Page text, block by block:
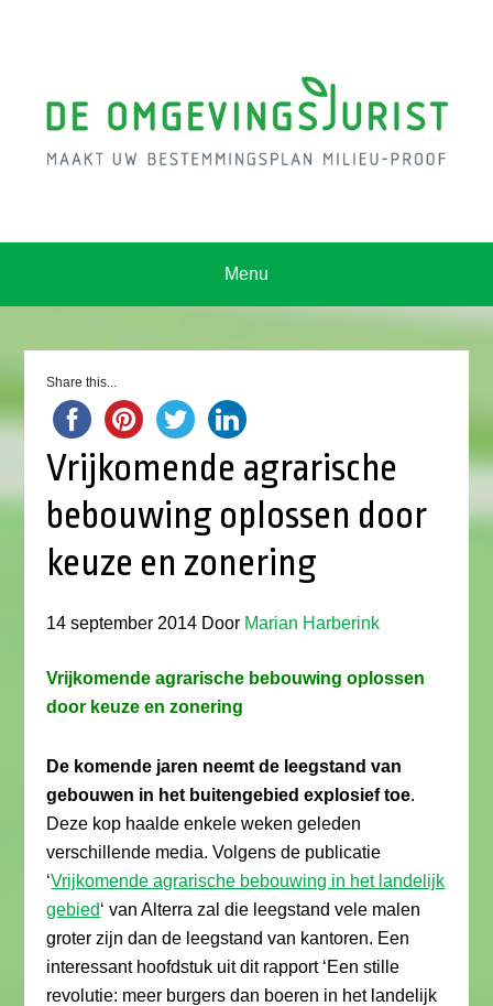
Menu
Share this...
Vrijkomende agrarische
bebouwing oplossen door
keuze en zonering
14 september 2014 Door Marian Harberink
Vrijkomende agrarische bebouwing oplossen
door keuze en zonering
De komende jaren neemt de leegstand van
gebouwen in het buitengebied explosief toe.
Deze kop haalde enkele weken geleden
verschillende media. Volgens de publicatie
‘Vrijkomende agrarische bebouwing in het landelijk
gebied‘ van Alterra zal die leegstand vele malen
groter zijn dan de leegstand van kantoren. Een
interessant hoofdstuk uit dit rapport ‘Een stille
revolutie: meer burgers dan boeren in het landelijk